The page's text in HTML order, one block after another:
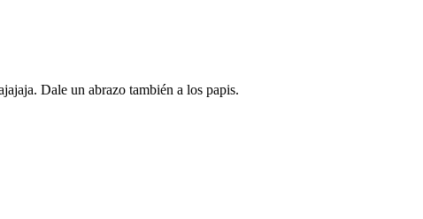
Dale un abrazo también a los papis.